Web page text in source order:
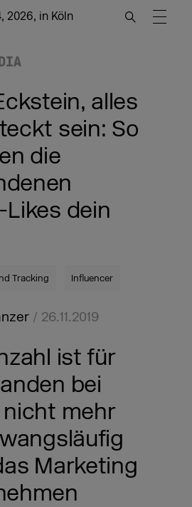
2026, in Köln
alles
sein: So
die
dein
Tracking Influencer
/ 26.11.2019
ist für
bei
mehr
Marketing